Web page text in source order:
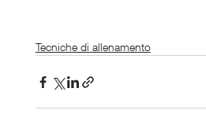
Tecniche di allenamento